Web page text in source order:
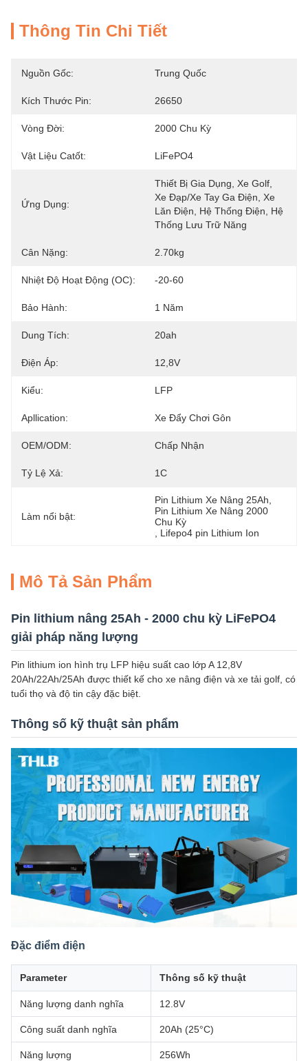
Thông Tin Chi Tiết
Nguồn Gốc: Trung Quốc
Kích Thước Pin: 26650
Vòng Đời: 2000 Chu Kỳ
Vật Liệu Catốt: LiFePO4
Ứng Dụng:
Thiết Bị Gia Dụng, Xe Golf,
Xe Đạp/xe Tay Ga Điện, Xe
Lăn Điện, Hệ Thống Điện, Hệ
Thống Lưu Trữ Năng
Cân Nặng: 2.70kg
Nhiệt Độ Hoạt Động (oC): -20-60
Bảo Hành: 1 Năm
Dung Tích: 20ah
Điện Áp: 12,8V
Kiểu: LFP
Apllication: Xe Đẩy Chơi Gôn
OEM/ODM: Chấp Nhận
Tỷ Lệ Xả: 1C
Làm nổi bật:
Pin Lithium Xe Nâng 25Ah
Pin Lithium Xe Nâng 2000
Chu Kỳ
Lifepo4 pin Lithium Ion
Mô Tả Sản Phẩm
Pin lithium nâng 25Ah - 2000 chu kỳ LiFePO4
giải pháp năng lượng
Pin lithium ion hình trụ LFP hiệu suất cao lớp A 12,8V
20Ah/22Ah/25Ah được thiết kế cho xe nâng điện và xe tải golf, có
tuổi thọ và độ tin cậy đặc biệt.
Thông số kỹ thuật sản phẩm
Đặc điểm điện
Parameter Thông số kỹ thuật
Năng lượng danh nghĩa 12.8V
Công suất danh nghĩa 20Ah (25°C)
Năng lượng 256Wh